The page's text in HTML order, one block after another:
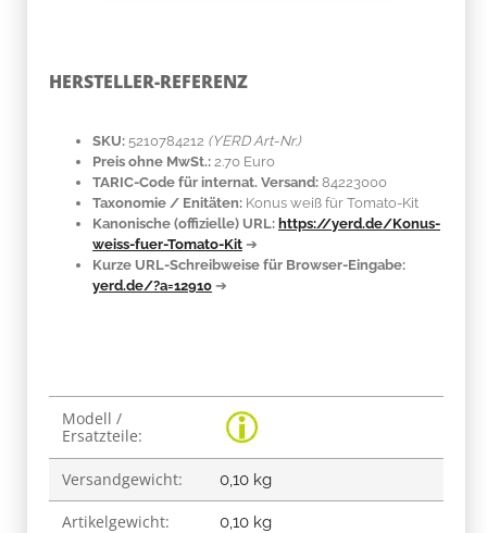
HERSTELLER-REFERENZ
SKU: 5210784212 (YERD Art-Nr.)
Preis ohne MwSt.: 2.70 Euro
TARIC-Code für internat. Versand: 84223000
Taxonomie / Enitäten: Konus weiß für Tomato-Kit
Kanonische (offizielle) URL: https://yerd.de/Konus-
weiss-fuer-Tomato-Kit ➔
Kurze URL-Schreibweise für Browser-Eingabe:
yerd.de/?a=12910 ➔
Produkteigenschaft
Wert
Modell /
Ersatzteile:
Versandgewicht: 0,10 kg
Artikelgewicht: 0,10 kg